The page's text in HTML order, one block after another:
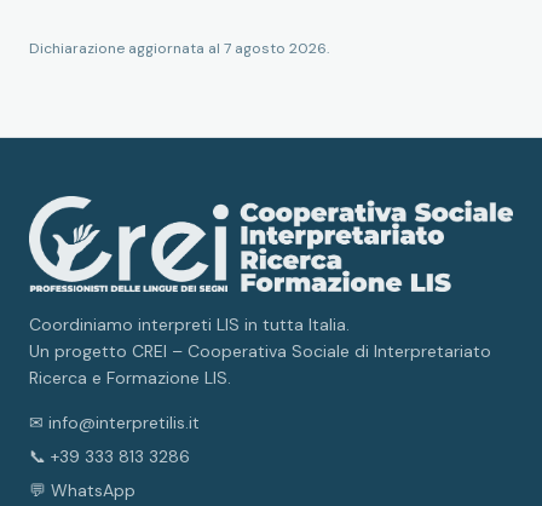
Dichiarazione aggiornata al 7 agosto 2026.
Coordiniamo interpreti LIS in tutta Italia.
Un progetto CREI – Cooperativa Sociale di Interpretariato
Ricerca e Formazione LIS.
✉ info@interpretilis.it
📞 +39 333 813 3286
💬 WhatsApp